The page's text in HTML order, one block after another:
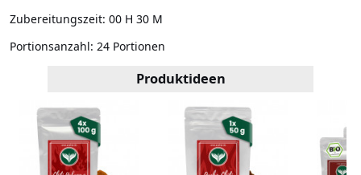
Zubereitungszeit: 00 H 30 M
Portionsanzahl: 24 Portionen
Produktideen